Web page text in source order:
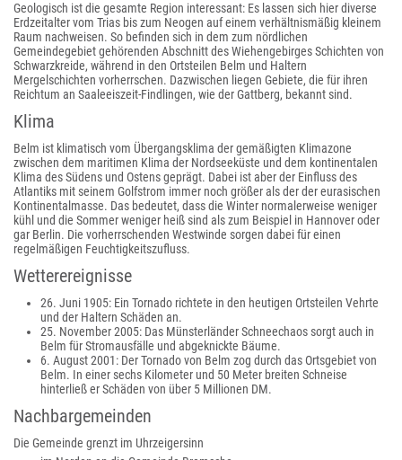
Geologisch ist die gesamte Region interessant: Es lassen sich hier diverse
Erdzeitalter vom Trias bis zum Neogen auf einem verhältnismäßig kleinem
Raum nachweisen. So befinden sich in dem zum nördlichen
Gemeindegebiet gehörenden Abschnitt des Wiehengebirges Schichten von
Schwarzkreide, während in den Ortsteilen Belm und Haltern
Mergelschichten vorherrschen. Dazwischen liegen Gebiete, die für ihren
Reichtum an Saaleeiszeit-Findlingen, wie der Gattberg, bekannt sind.
Klima
Belm ist klimatisch vom Übergangsklima der gemäßigten Klimazone
zwischen dem maritimen Klima der Nordseeküste und dem kontinentalen
Klima des Südens und Ostens geprägt. Dabei ist aber der Einfluss des
Atlantiks mit seinem Golfstrom immer noch größer als der der eurasischen
Kontinentalmasse. Das bedeutet, dass die Winter normalerweise weniger
kühl und die Sommer weniger heiß sind als zum Beispiel in Hannover oder
gar Berlin. Die vorherrschenden Westwinde sorgen dabei für einen
regelmäßigen Feuchtigkeitszufluss.
Wetterereignisse
26. Juni 1905: Ein Tornado richtete in den heutigen Ortsteilen Vehrte
und der Haltern Schäden an.
25. November 2005: Das Münsterländer Schneechaos sorgt auch in
Belm für Stromausfälle und abgeknickte Bäume.
6. August 2001: Der Tornado von Belm zog durch das Ortsgebiet von
Belm. In einer sechs Kilometer und 50 Meter breiten Schneise
hinterließ er Schäden von über 5 Millionen DM.
Nachbargemeinden
Die Gemeinde grenzt im Uhrzeigersinn